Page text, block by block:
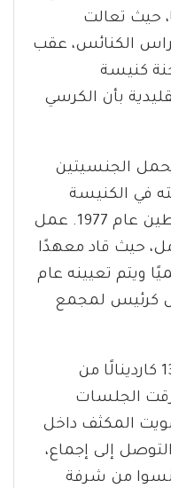
حيث تعالت
الكنائس، عقب
كنيسة
بأن الكرسي
عام 1955، ويحمل الجنسيتين
في الكنيسة
ضمن رهبنة القديس أوغسطين عام 1977. عمل
حيث قاد معهدًا
ويتم تعيينه عام
كرئيس لمجمع
شارك في الاقتراع السري 133 كاردينالًا من
الجلسات
المكثف داخل
إلى إجماع،
من شرفة